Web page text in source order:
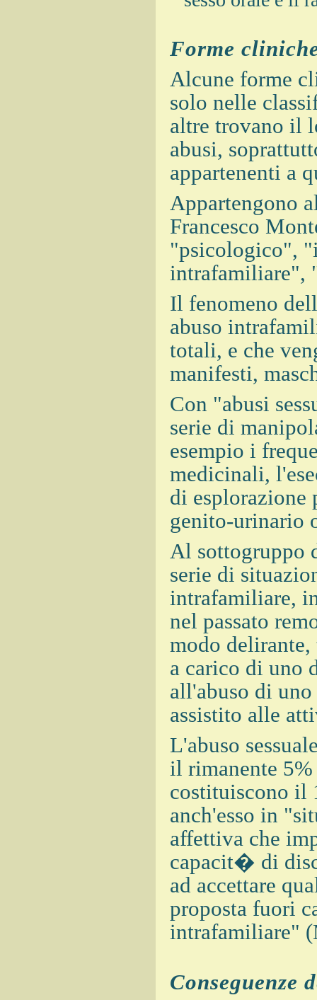
Forme
Alcune forme
solo nelle
altre trovano il
abusi,
appartenenti a
Appartengono
Francesco
"psicologico",
intrafamiliare",
Il fenomeno
abuso
totali, e che
manifesti,
Con "abusi
serie di
esempio i
medicinali,
di esplorazione
genito-urinario
Al sottogruppo
serie di
intrafamiliare,
nel passato
modo
a carico di uno
all'abuso di
assistito alle
L'abuso
il rimanente
costituiscono il
anch'esso in
affettiva che
capacit� di
ad accettare
proposta fuori
intrafamiliare"
Conseguenze